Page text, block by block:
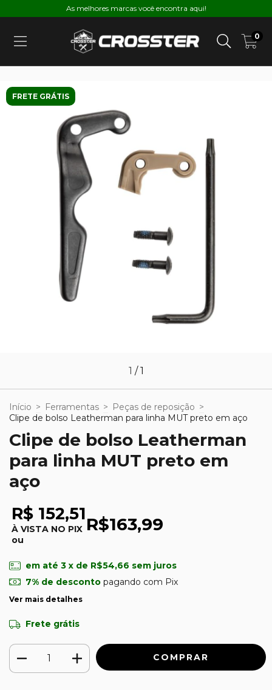
As melhores marcas você encontra aqui!
0
FRETE GRÁTIS
1 /1
Início > Ferramentas > Peças de reposição >
Clipe de bolso Leatherman para linha MUT preto em aço
Clipe de bolso Leatherman
para linha MUT preto em
aço
R$ 152,51
À VISTA NO PIX
ou
R$163,99
em até 3 x de R$54,66 sem juros
7% de descontopagando com Pix
Ver mais detalhes
Frete grátis